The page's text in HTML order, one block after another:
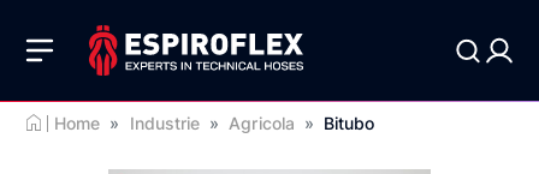
Home » Industrie » Agricola » Bitubo